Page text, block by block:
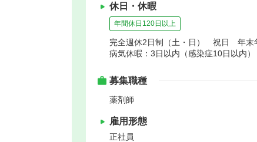
休日・休暇
年間休日120日以上
完全週休2日制（土・日） 祝日 年
病気休暇：3日以内（感染症10日以内）
募集職種
薬剤師
雇用形態
正社員